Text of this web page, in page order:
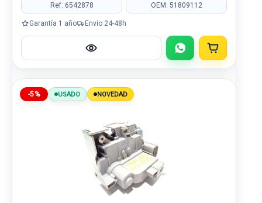
Ref: 6542878 OEM: 51809112
Garantía 1 año Envío 24-48h
-5% USADO NOVEDAD